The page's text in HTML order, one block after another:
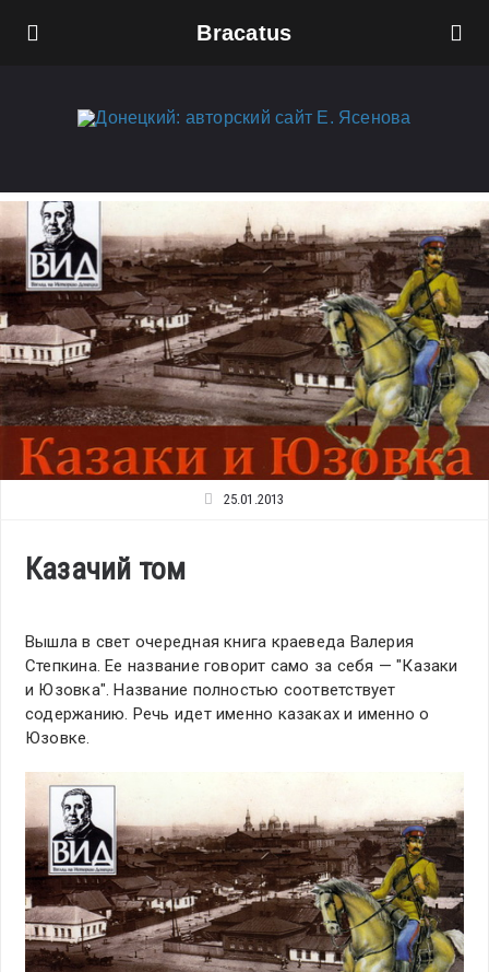
Bracatus
25.01.2013
Казачий том
Вышла в свет очередная книга краеведа Валерия
Степкина. Ее название говорит само за себя — "Казаки
и Юзовка". Название полностью соответствует
содержанию. Речь идет именно казаках и именно о
Юзовке.